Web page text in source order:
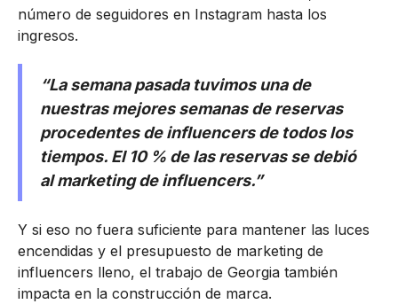
número de seguidores en Instagram hasta los
ingresos.
“La semana pasada tuvimos una de
nuestras mejores semanas de reservas
procedentes de influencers de todos los
tiempos. El 10 % de las reservas se debió
al marketing de influencers.”
Y si eso no fuera suficiente para mantener las luces
encendidas y el presupuesto de marketing de
influencers lleno, el trabajo de Georgia también
impacta en la construcción de marca.